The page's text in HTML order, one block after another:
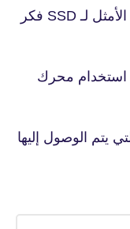
في BIOS/UEFI للحصول على الأداء الأمثل لـ SSD فكر
استخدام محرك
يتم الوصول إليها